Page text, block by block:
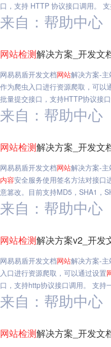
口，支持 HTTP 协议接口调用。
来自：帮助中心
网站检测解决方案_开发文
网易易盾开发文档网站解决方案-主
作为爬虫入口进行资源爬取，可以
批量提交接口，支持HTTP协议接
来自：帮助中心
网站检测解决方案_开发文
网易易盾开发文档网站解决方案-主
内容安全服务使用签名方法对接口
意篡改。目前支持MD5，SHA1，
来自：帮助中心
网站检测解决方案v2_开发
网易易盾开发文档网站解决方案-主
入口进行资源爬取，可以通过设置
口，支持http协议接口调用。 支持
口
来自：帮助中心
网站检测解决方案_开发文